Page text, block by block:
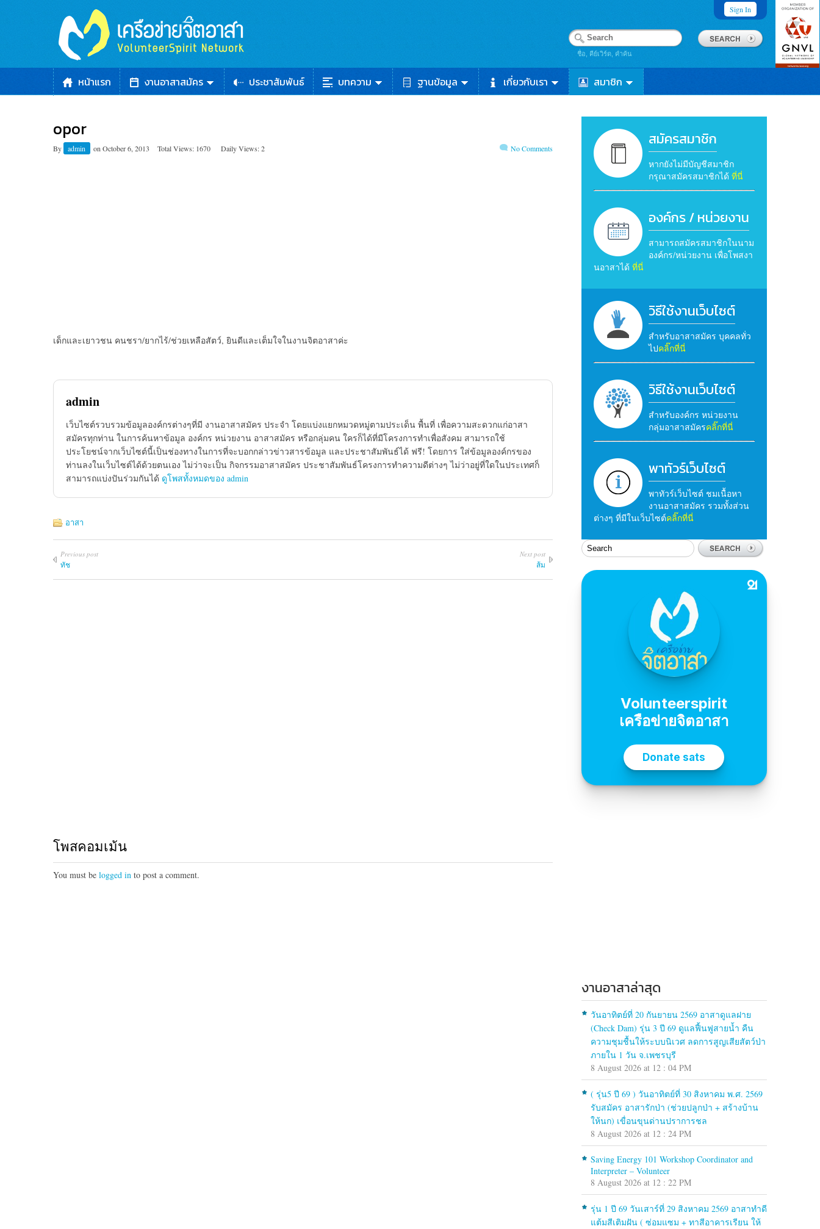
Sign In
ชื่อ, คีย์เวิร์ด, คำค้น
หน้าแรก งานอาสาสมัคร ประชาสัมพันธ์ บทความ ฐานข้อมูล เกี่ยวกับเรา สมาชิก
opor
By admin on October 6, 2013 Total Views: 1670 Daily Views: 2 No Comments
เด็กและเยาวชน คนชรา/ยากไร้/ช่วยเหลือสัตว์, ยินดีและเต็มใจในงานจิตอาสาค่ะ
admin
เว็บไซต์รวบรวมข้อมูลองค์กรต่างๆที่มี งานอาสาสมัคร ประจำ โดยแบ่งแยกหมวดหมู่ตามประเด็น พื้นที่ เพื่อความสะดวกแก่อาสา
สมัครทุกท่าน ในการค้นหาข้อมูล องค์กร หน่วยงาน อาสาสมัคร หรือกลุ่มคน ใครก็ได้ที่มีโครงการทำเพื่อสังคม สามารถใช้
ประโยชน์จากเว็บไซต์นี้เป็นช่องทางในการที่จะบอกกล่าวข่าวสารข้อมูล และประชาสัมพันธ์ได้ ฟรี! โดยการ ใส่ข้อมูลองค์กรของ
ท่านลงในเว็บไซต์ได้ด้วยตนเอง ไม่ว่าจะเป็น กิจกรรมอาสาสมัคร ประชาสัมพันธ์โครงการทำความดีต่างๆ ไม่ว่าอยู่ที่ใดในประเทศก็
สามารถแบ่งปันร่วมกันได้ ดูโพสทั้งหมดของ admin
อาสา
Previous post
ทัช
Next post
ส้ม
โพสคอมเม้น
You must be logged in to post a comment.
สมัครสมาชิก
หากยังไม่มีบัญชีสมาชิก
กรุณาสมัครสมาชิกได้ ที่นี่
องค์กร / หน่วยงาน
สามารถสมัครสมาชิกในนาม
องค์กร/หน่วยงาน เพื่อโพสงา
นอาสาได้ ที่นี่
วิธีใช้งานเว็บไซต์
สำหรับอาสาสมัคร บุคคลทั่ว
ไปคลิ๊กที่นี่
วิธีใช้งานเว็บไซต์
สำหรับองค์กร หน่วยงาน
กลุ่มอาสาสมัครคลิ๊กที่นี่
พาทัวร์เว็บไซต์
พาทัวร์เว็บไซต์ ชมเนื้อหา
งานอาสาสมัคร รวมทั้งส่วน
ต่างๆ ที่มีในเว็บไซต์คลิ๊กที่นี่
งานอาสาล่าสุด
วันอาทิตย์ที่ 20 กันยายน 2569 อาสาดูแลฝาย
(Check Dam) รุ่น 3 ปี 69 ดูแลฟื้นฟูสายน้ำ คืน
ความชุมชื้นให้ระบบนิเวศ ลดการสูญเสียสัตว์ป่า
ภายใน 1 วัน จ.เพชรบุรี
8 August 2026 at 12 : 04 PM
( รุ่น5 ปี 69 ) วันอาทิตย์ที่ 30 สิงหาคม พ.ศ. 2569
รับสมัคร อาสารักป่า (ช่วยปลูกป่า + สร้างบ้าน
ให้นก) เขื่อนขุนด่านปราการชล
8 August 2026 at 12 : 24 PM
Saving Energy 101 Workshop Coordinator and
Interpreter – Volunteer
8 August 2026 at 12 : 22 PM
รุ่น 1 ปี 69 วันเสาร์ที่ 29 สิงหาคม 2569 อาสาทำดี
แต้มสีเติมฝัน ( ซ่อมแซม + ทาสีอาคารเรียน ให้